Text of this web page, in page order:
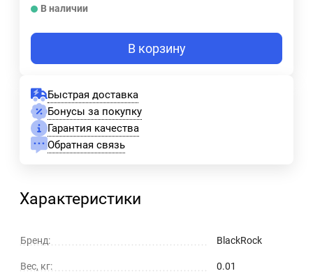
В наличии
В корзину
Быстрая доставка
Бонусы за покупку
Гарантия качества
Обратная связь
Характеристики
Бренд: BlackRock
Вес, кг: 0.01